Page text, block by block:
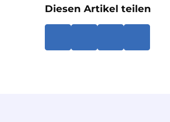
Diesen Artikel teilen